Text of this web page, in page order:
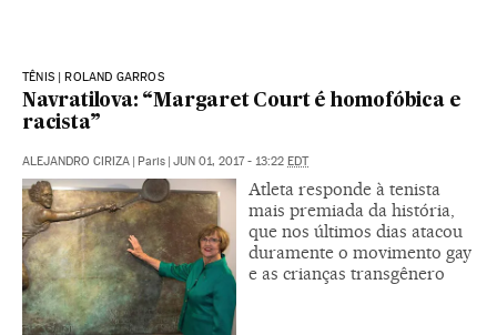
TÊNIS | ROLAND GARROS
Navratilova: “Margaret Court é homofóbica e
racista”
ALEJANDRO CIRIZA | Paris | JUN 01, 2017 - 13:22 EDT
Atleta responde à tenista
mais premiada da história,
que nos últimos dias atacou
duramente o movimento gay
e as crianças transgênero